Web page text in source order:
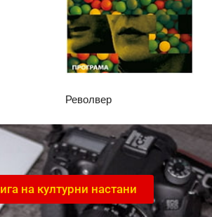
Револвер
на културни настани